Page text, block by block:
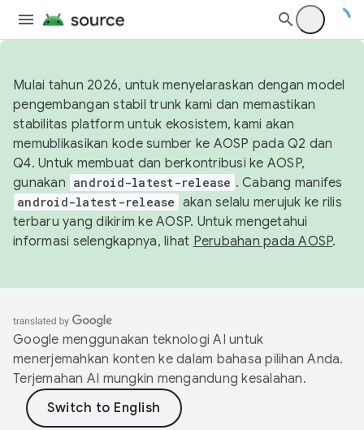
Mulai tahun 2026, untuk menyelaraskan dengan model
pengembangan stabil trunk kami dan memastikan
stabilitas platform untuk ekosistem, kami akan
memublikasikan kode sumber ke AOSP pada Q2 dan
Q4. Untuk membuat dan berkontribusi ke AOSP,
gunakan android-latest-release . Cabang manifes
android-latest-release akan selalu merujuk ke rilis
terbaru yang dikirim ke AOSP. Untuk mengetahui
informasi selengkapnya, lihat Perubahan pada AOSP.
Google menggunakan teknologi AI untuk
menerjemahkan konten ke dalam bahasa pilihan Anda.
Terjemahan AI mungkin mengandung kesalahan.